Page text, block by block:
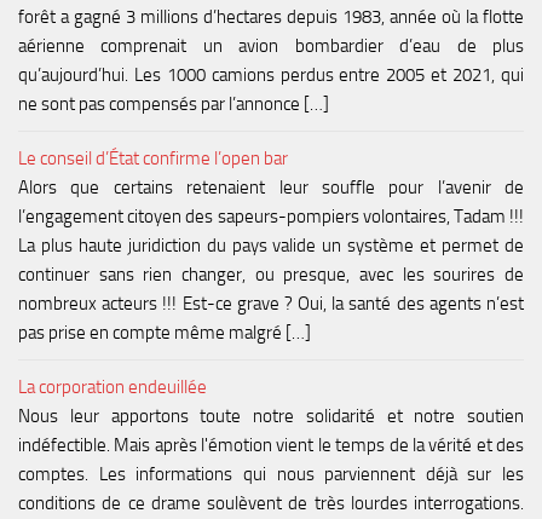
forêt a gagné 3 millions d’hectares depuis 1983, année où la flotte
aérienne comprenait un avion bombardier d’eau de plus
qu’aujourd’hui. Les 1000 camions perdus entre 2005 et 2021, qui
ne sont pas compensés par l’annonce […]
Le conseil d’État confirme l’open bar
Alors que certains retenaient leur souffle pour l’avenir de
l’engagement citoyen des sapeurs-pompiers volontaires, Tadam !!!
La plus haute juridiction du pays valide un système et permet de
continuer sans rien changer, ou presque, avec les sourires de
nombreux acteurs !!! Est-ce grave ? Oui, la santé des agents n’est
pas prise en compte même malgré […]
La corporation endeuillée
Nous leur apportons toute notre solidarité et notre soutien
indéfectible. Mais après l'émotion vient le temps de la vérité et des
comptes. Les informations qui nous parviennent déjà sur les
conditions de ce drame soulèvent de très lourdes interrogations.